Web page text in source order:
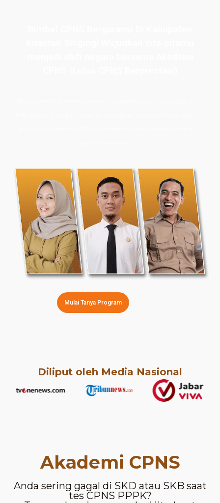
Mulai Tanya Program
Diliput oleh Media Nasional
Akademi CPNS
Anda sering gagal di SKD atau SKB saat
tes CPNS PPPK?